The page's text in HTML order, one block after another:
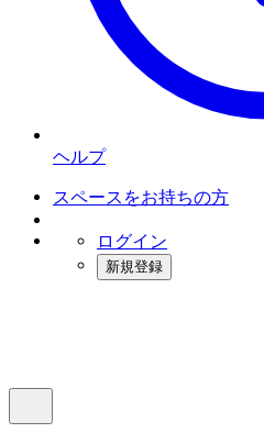
ヘルプ
スペースをお持ちの方
ログイン
新規登録